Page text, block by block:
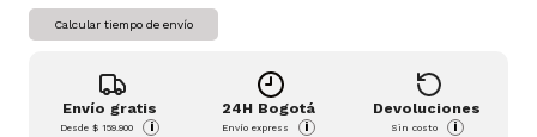
Calcular tiempo de envío
Envío gratis
Desde$ 159.900 i
24H Bogotá
Envío express i
Devoluciones
Sin costo i